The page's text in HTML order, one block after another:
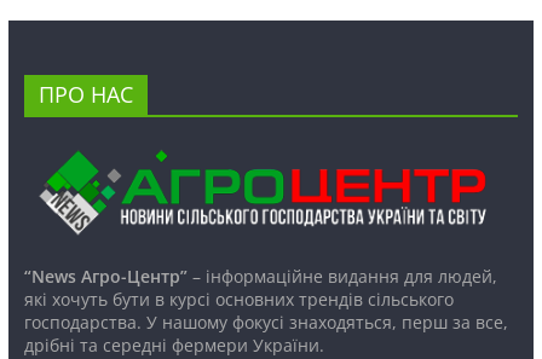
ПРО НАС
“News Агро-Центр”– інформаційне видання для людей,
які хочуть бути в курсі основних трендів сільського
господарства. У нашому фокусі знаходяться, перш за все,
дрібні та середні фермери України.